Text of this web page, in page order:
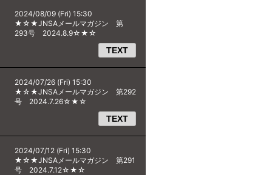
2024/08/09 (Fri) 15:30
★☆★JNSAメールマガジン 第
293号 2024.8.9☆★☆
TEXT
2024/07/26 (Fri) 15:30
★☆★JNSAメールマガジン 第292
号 2024.7.26☆★☆
TEXT
2024/07/12 (Fri) 15:30
★☆★JNSAメールマガジン 第291
号 2024.7.12☆★☆